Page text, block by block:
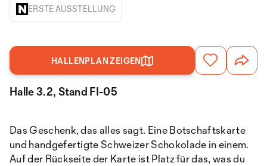
ERSTE AUSSTELLUNG
HALLENPLAN ZEIGEN
Halle 3.2, Stand FI-05
Das Geschenk, das alles sagt. Eine Botschaftskarte
und handgefertigte Schweizer Schokolade in einem.
Auf der Rückseite der Karte ist Platz für das, was du